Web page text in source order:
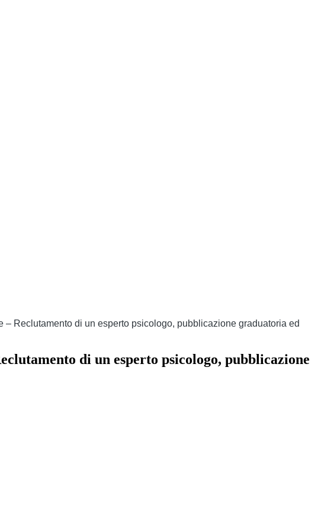
Reclutamento di un esperto psicologo, pubblicazione graduatoria ed
di un esperto psicologo, pubblicazione